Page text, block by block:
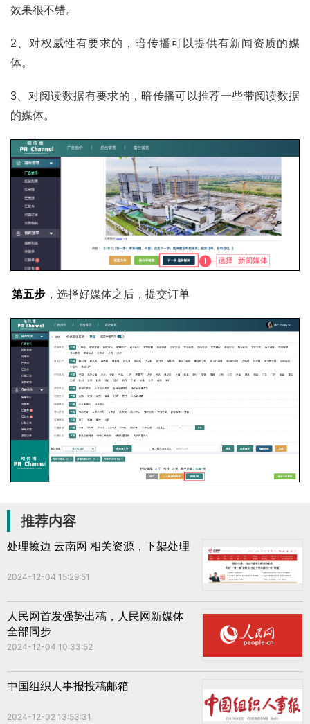
效果很不错。
2、对权威性有要求的，暗传播可以提供有新闻资质的媒
体。
3、对阅读数据有要求的，暗传播可以推荐一些带阅读数据
的媒体。
第五步 ，选择好媒体之后，提交订单
推荐内容
处理擦边 云南网 相关资源，下架处理
2024-12-04 15:29:51
人民网首发强势出稿，人民网新媒体
全部同步
2024-12-04 10:33:52
中国组织人事报投稿邮箱
2024-12-02 13:53:31